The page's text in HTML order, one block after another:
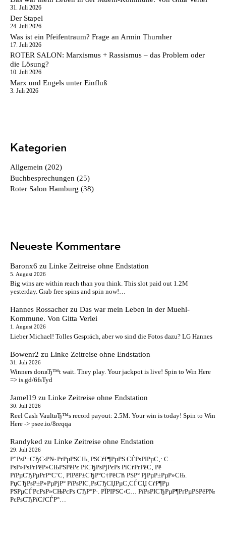
31. Juli 2026
Der Stapel
24. Juli 2026
Was ist ein Pfeifentraum? Frage an Armin Thurnher
17. Juli 2026
ROTER SALON: Marxismus + Rassismus – das Problem oder
die Lösung?
10. Juli 2026
Marx und Engels unter Einfluß
3. Juli 2026
Kategorien
Allgemein (202)
Buchbesprechungen (25)
Roter Salon Hamburg (38)
Neueste Kommentare
Baronx6 zu Linke Zeitreise ohne Endstation
5. August 2026
Big wins are within reach than you think. This slot paid out 1.2M
yesterday. Grab free spins and spin now!…
Hannes Rossacher zu Das war mein Leben in der Muehl-
Kommune. Von Gitta Verlei
1. August 2026
Lieber Michael! Tolles Gespräch, aber wo sind die Fotos dazu? LG Hannes
Bowenr2 zu Linke Zeitreise ohne Endstation
31. Juli 2026
Winners donвЂ™t wait. They play. Your jackpot is live! Spin to Win Here
=> is.gd/6fsTyd
Jamel19 zu Linke Zeitreise ohne Endstation
30. Juli 2026
Reel Cash VaultвЂ™s record payout: 2.5M. Your win is today! Spin to Win
Here -> psee.io/8reqqa
Randyked zu Linke Zeitreise ohne Endstation
29. Juli 2026
Р”РѕР±СЂС‹Р№ РґРµРЅСЊ, РЅСѓР¶РµРЅ СЃРѕРІРµС‚: С…
РѕР»РѕРґРёР»СЊРЅРёРє РіСЂРѕРјРєРѕ РіСѓРґРёС‚ Рё
РїРµСЂРµРґР°С‘С‚ РІРёР±СЂР°С†РёСЋ РЅР° РјРµР±РµР»СЊ.
РџСЂРѕР±Р»РµРјР° РїРѕРІС‚РѕСЂСЏРµС‚СЃСЏ СѓР¶Рµ
РЅРµСЃРєРѕР»СЊРєРѕ СЂР°Р·. РЇРІРЅС‹С… РїРѕРІСЂРµР¶РґРµРЅРёР№
РєРѕСЂРїСѓСЃР°…